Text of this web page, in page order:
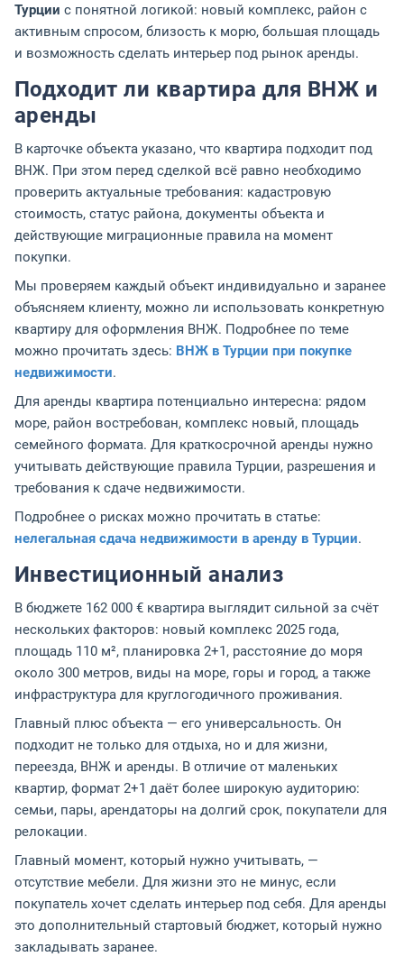
Турции с понятной логикой: новый комплекс, район с
активным спросом, близость к морю, большая площадь
и возможность сделать интерьер под рынок аренды.
Подходит ли квартира для ВНЖ и
аренды
В карточке объекта указано, что квартира подходит под
ВНЖ. При этом перед сделкой всё равно необходимо
проверить актуальные требования: кадастровую
стоимость, статус района, документы объекта и
действующие миграционные правила на момент
покупки.
Мы проверяем каждый объект индивидуально и заранее
объясняем клиенту, можно ли использовать конкретную
квартиру для оформления ВНЖ. Подробнее по теме
можно прочитать здесь: ВНЖ в Турции при покупке
недвижимости.
Для аренды квартира потенциально интересна: рядом
море, район востребован, комплекс новый, площадь
семейного формата. Для краткосрочной аренды нужно
учитывать действующие правила Турции, разрешения и
требования к сдаче недвижимости.
Подробнее о рисках можно прочитать в статье:
нелегальная сдача недвижимости в аренду в Турции.
Инвестиционный анализ
В бюджете 162 000 € квартира выглядит сильной за счёт
нескольких факторов: новый комплекс 2025 года,
площадь 110 м², планировка 2+1, расстояние до моря
около 300 метров, виды на море, горы и город, а также
инфраструктура для круглогодичного проживания.
Главный плюс объекта — его универсальность. Он
подходит не только для отдыха, но и для жизни,
переезда, ВНЖ и аренды. В отличие от маленьких
квартир, формат 2+1 даёт более широкую аудиторию:
семьи, пары, арендаторы на долгий срок, покупатели для
релокации.
Главный момент, который нужно учитывать, —
отсутствие мебели. Для жизни это не минус, если
покупатель хочет сделать интерьер под себя. Для аренды
это дополнительный стартовый бюджет, который нужно
закладывать заранее.